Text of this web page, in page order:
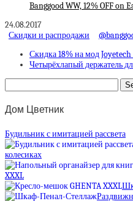
Banggood WW, 12% OFF on
24.08.2017
Скидки и распродажи
Скидка 18% на мод
Четырёхлапый держатель
Дом Цветник
Будильник с имитацией рассвета
колесиках
XXXL